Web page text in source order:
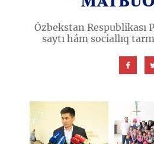
Ózbekstan
saytı hám sociallıq